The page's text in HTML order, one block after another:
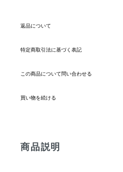
返品について
特定商取引法に基づく表記
この商品について問い合わせる
買い物を続ける
商品説明